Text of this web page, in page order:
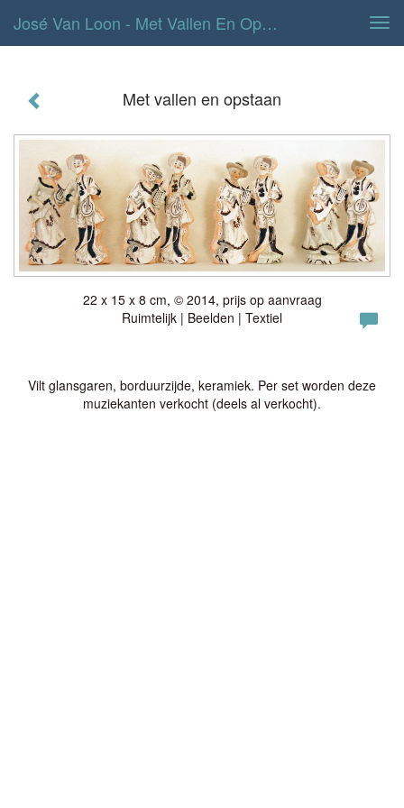
José Van Loon - Met Vallen En Opstaan
Met vallen en opstaan
22 x 15 x 8 cm, © 2014, prijs op aanvraag
Ruimtelijk | Beelden | Textiel
Vilt glansgaren, borduurzijde, keramiek. Per set worden deze
muziekanten verkocht (deels al verkocht).